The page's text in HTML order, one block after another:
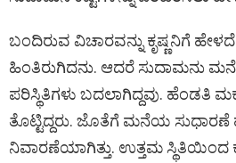
ಬಂದಿರುವ ವಿಚಾರವನ್ನು ಕೃಷ್ಣನಿಗೆ
ಹಿಂತಿರುಗಿದನು. ಆದರೆ ಸುದಾಮನು
ಪರಿಸ್ಥಿತಿಗಳು ಬದಲಾಗಿದ್ದವು. ಹೆಂಡತಿ
ತೊಟ್ಟಿದ್ದರು. ಜೊತೆಗೆ ಮನೆಯ
ನಿವಾರಣೆಯಾಗಿತ್ತು. ಉತ್ತಮ ಸ್ಥಿತಿಯಿಂದ